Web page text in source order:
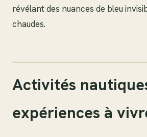
révélant des nuances de bleu
chaudes.
Activités
expériences à